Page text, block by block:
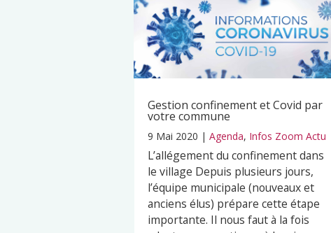
Gestion confinement et Covid par
votre commune
9 Mai 2020 | Agenda, Infos Zoom Actu
L’allégement du confinement dans
le village Depuis plusieurs jours,
l’équipe municipale (nouveaux et
anciens élus) prépare cette étape
importante. Il nous faut à la fois